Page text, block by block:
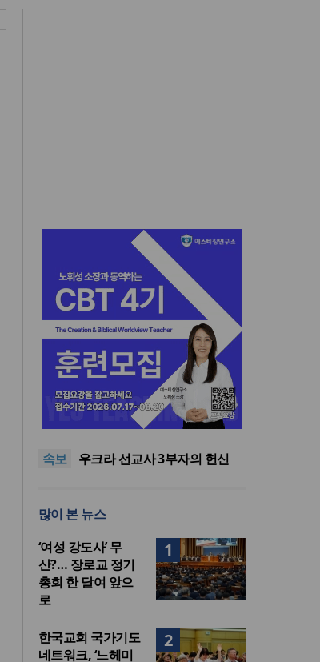
속보
[최원호 목사의 영혼의 양식 63]
말씀은 같은데 왜 열매는 다를
美 이민구금센터에 억류됐던
“미사일 속에서도 복음은 전해
“미래 선교, 분쟁·빈곤 지역 출
발
말씀은 같은데 왜 열매는 다를
美 이민구금센터에 억류됐던
한인 목회자 석방돼
많이 본 뉴스
1
‘여성 강도사’ 무
산?… 장로교 정기
총회 한 달여 앞으
로
2
한국교회 국가기도
네트워크, ‘느헤미